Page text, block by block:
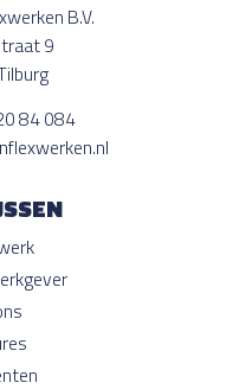
B.V.
9
84 084